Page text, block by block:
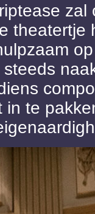
theatertje
in te